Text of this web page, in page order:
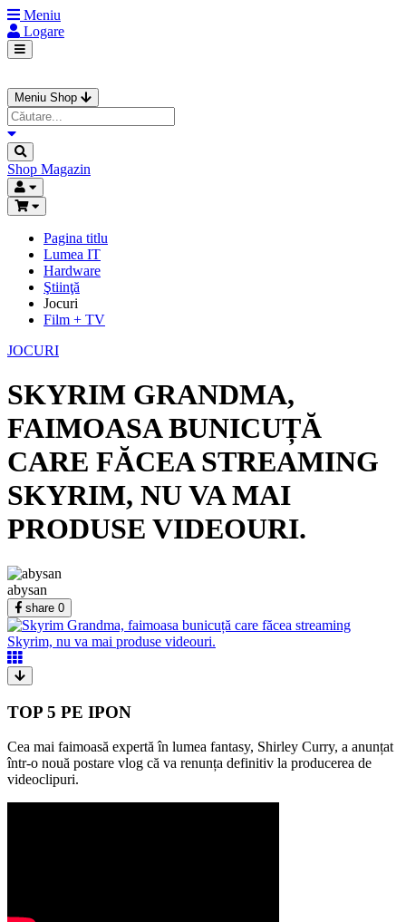
Meniu
Logare
Meniu Shop
Shop Magazin
Pagina titlu
Lumea IT
Hardware
Ştiinţă
Jocuri
Film + TV
JOCURI
SKYRIM GRANDMA,
FAIMOASA BUNICUȚĂ
CARE FĂCEA STREAMING
SKYRIM, NU VA MAI
PRODUSE VIDEOURI.
abysan
share 0
TOP 5 PE IPON
Cea mai faimoasă expertă în lumea fantasy, Shirley Curry, a anunțat
într-o nouă postare vlog că va renunța definitiv la producerea de
videoclipuri.